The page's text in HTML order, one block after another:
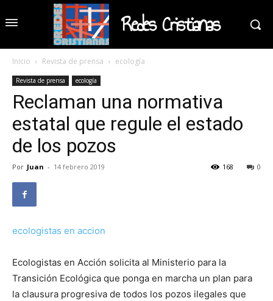
Redes Cristianas
Inicio Revista de prensa ecología
Revista de prensa ecología
Reclaman una normativa
estatal que regule el estado
de los pozos
Por Juan - 14 febrero 2019 0
168
ecologistas en accion
Ecologistas en Acción solicita al Ministerio para la
Transición Ecológica que ponga en marcha un plan para
la clausura progresiva de todos los pozos ilegales que